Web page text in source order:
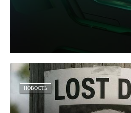
НОВОСТЬ